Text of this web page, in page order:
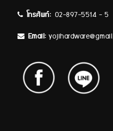
โทรศัพท์: 02-897-5514 - 5
Email: